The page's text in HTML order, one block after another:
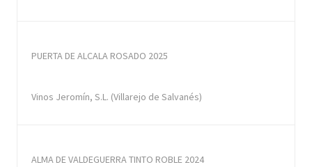
PUERTA DE ALCALA ROSADO 2025
Vinos Jeromín, S.L. (Villarejo de Salvanés)
ALMA DE VALDEGUERRA TINTO ROBLE 2024